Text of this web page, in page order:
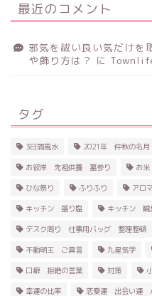
最近のコメント
邪気を祓い良い気だけを
や飾り方は？ に
タグ
3日間風水 2021年 仲秋の名
お彼岸 先祖供養 墓参り お
ひな祭り ふりふり アロ
キッチン 盛り塩 キッチン
デスク周り 仕事用バッグ 整理整頓
不動明王 ご真言 九星気学
口癖 拒絶の言葉 対策
幸運の比率 恋愛運 出会い運